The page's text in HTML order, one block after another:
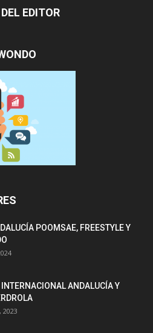
EDITOR
POOMSAE, FREESTYLE Y
ANDALUCÍA Y